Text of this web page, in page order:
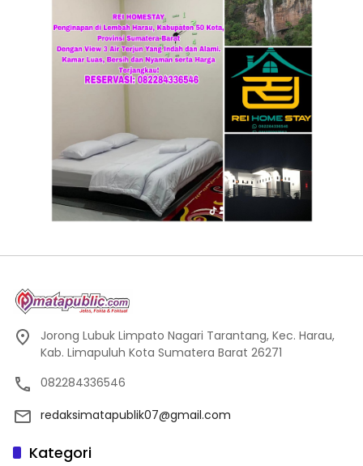
Jorong Lubuk Limpato Nagari Tarantang, Kec. Harau,
Kab. Limapuluh Kota Sumatera Barat 26271
082284336546
redaksimatapublik07@gmail.com
Kategori